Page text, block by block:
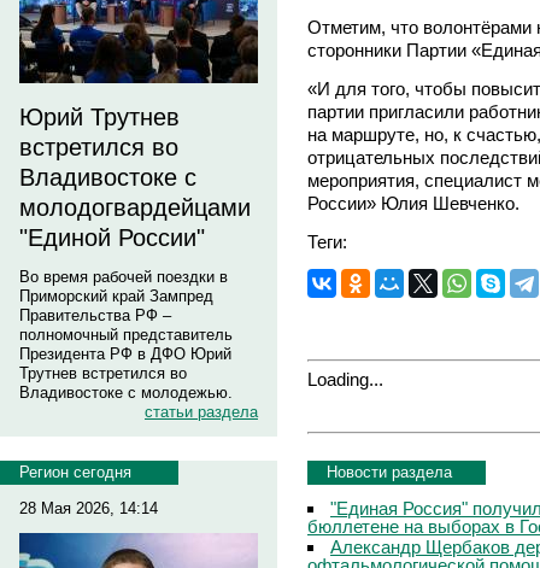
Юрий Трутнев
встретился во
Владивостоке с
молодогвардейцами
"Единой России"
Во время рабочей поездки в
Приморский край Зампред
Правительства РФ –
полномочный представитель
Президента РФ в ДФО Юрий
Трутнев встретился во
Владивостоке с молодежью.
статьи раздела
Регион сегодня
28 Мая 2026, 14:14
Отметим, что волонтёрами
сторонники Партии
«И для того, чтобы
партии пригласили
на маршруте, но, к
отрицательных
мероприятия, специалист
России» Юлия Шевченко.
Теги:
Loading...
Новости раздела
"Единая Россия"
бюллетене на выборах в
Александр Щербаков